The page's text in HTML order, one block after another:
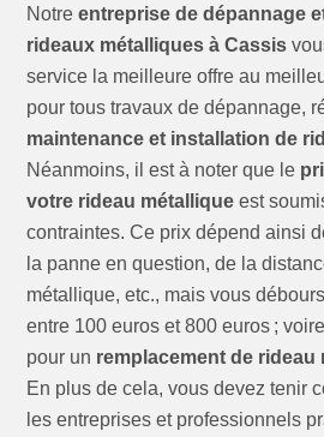
Notreentreprise de dépannage
rideaux métalliques à Cassis
service la meilleure offre au
pour tous travaux de dépannage,
maintenance et installation de
Néanmoins, il est à noter que le
votre rideau métallique est
contraintes. Ce prix dépend ainsi
la panne en question, de la
métallique, etc., mais vous
entre 100 euros et 800 euros ;
pour un remplacement de rideau
En plus de cela, vous devez tenir
les entreprises et professionnels